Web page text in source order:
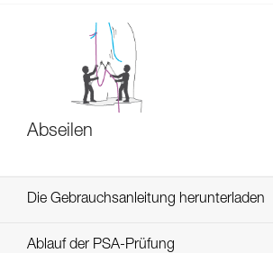
Abseilen
Die Gebrauchsanleitung herunterladen
Technical Notice
Ablauf der PSA-Prüfung